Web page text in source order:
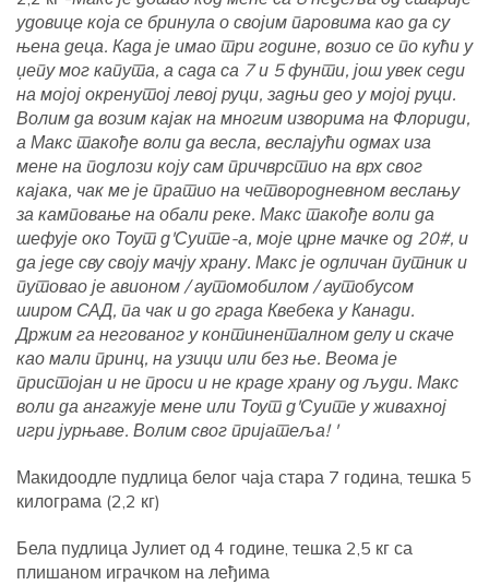
удовице која се бринула о својим паровима као да су
њена деца. Када је имао три године, возио се по кући у
џепу мог капута, а сада са 7 и 5 фунти, још увек седи
на мојој окренутој левој руци, задњи део у мојој руци.
Волим да возим кајак на многим изворима на Флориди,
а Макс такође воли да весла, веслајући одмах иза
мене на подлози коју сам причврстио на врх свог
кајака, чак ме је пратио на четвородневном веслању
за камповање на обали реке. Макс такође воли да
шефује око Тоут д'Суите-а, моје црне мачке од 20#, и
да једе сву своју мачју храну. Макс је одличан путник и
путовао је авионом / аутомобилом / аутобусом
широм САД, па чак и до града Квебека у Канади.
Држим га негованог у континенталном делу и скаче
као мали принц, на узици или без ње. Веома је
пристојан и не проси и не краде храну од људи. Макс
воли да ангажује мене или Тоут д'Суите у живахној
игри јурњаве. Волим свог пријатеља! '
Макидоодле пудлица белог чаја стара 7 година, тешка 5
килограма (2,2 кг)
Бела пудлица Јулиет од 4 године, тешка 2,5 кг са
плишаном играчком на леђима